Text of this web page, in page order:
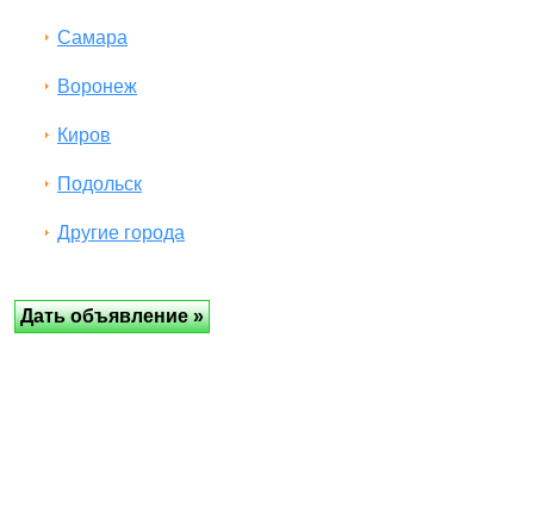
Самара
Воронеж
Киров
Подольск
Другие города